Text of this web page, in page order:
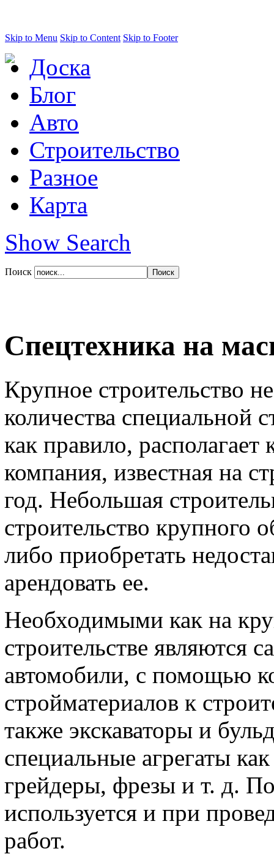
Skip to Menu Skip to Content Skip to Footer
Доска
Блог
Авто
Строительство
Разное
Карта
Show Search
Поиск
Спецтехника на
Крупное строительство
количества специальной
как правило,
компания, известная на
год. Небольшая
строительство крупного
либо приобретать
арендовать ее.
Необходимыми как на
строительстве являются
автомобили, с помощью
стройматериалов к
также экскаваторы и
специальные агрегаты
грейдеры, фрезы и т. д.
используется и при
работ.